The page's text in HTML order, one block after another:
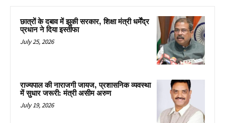
छात्रों के दबाव में झुकी सरकार, शिक्षा मंत्री धर्मेंद्र
प्रधान ने दिया इस्तीफा
July 25, 2026
राज्यपाल की नाराजगी जायज, प्रशासनिक व्यवस्था
में सुधार जरूरी: मंत्री असीम अरुण
July 19, 2026